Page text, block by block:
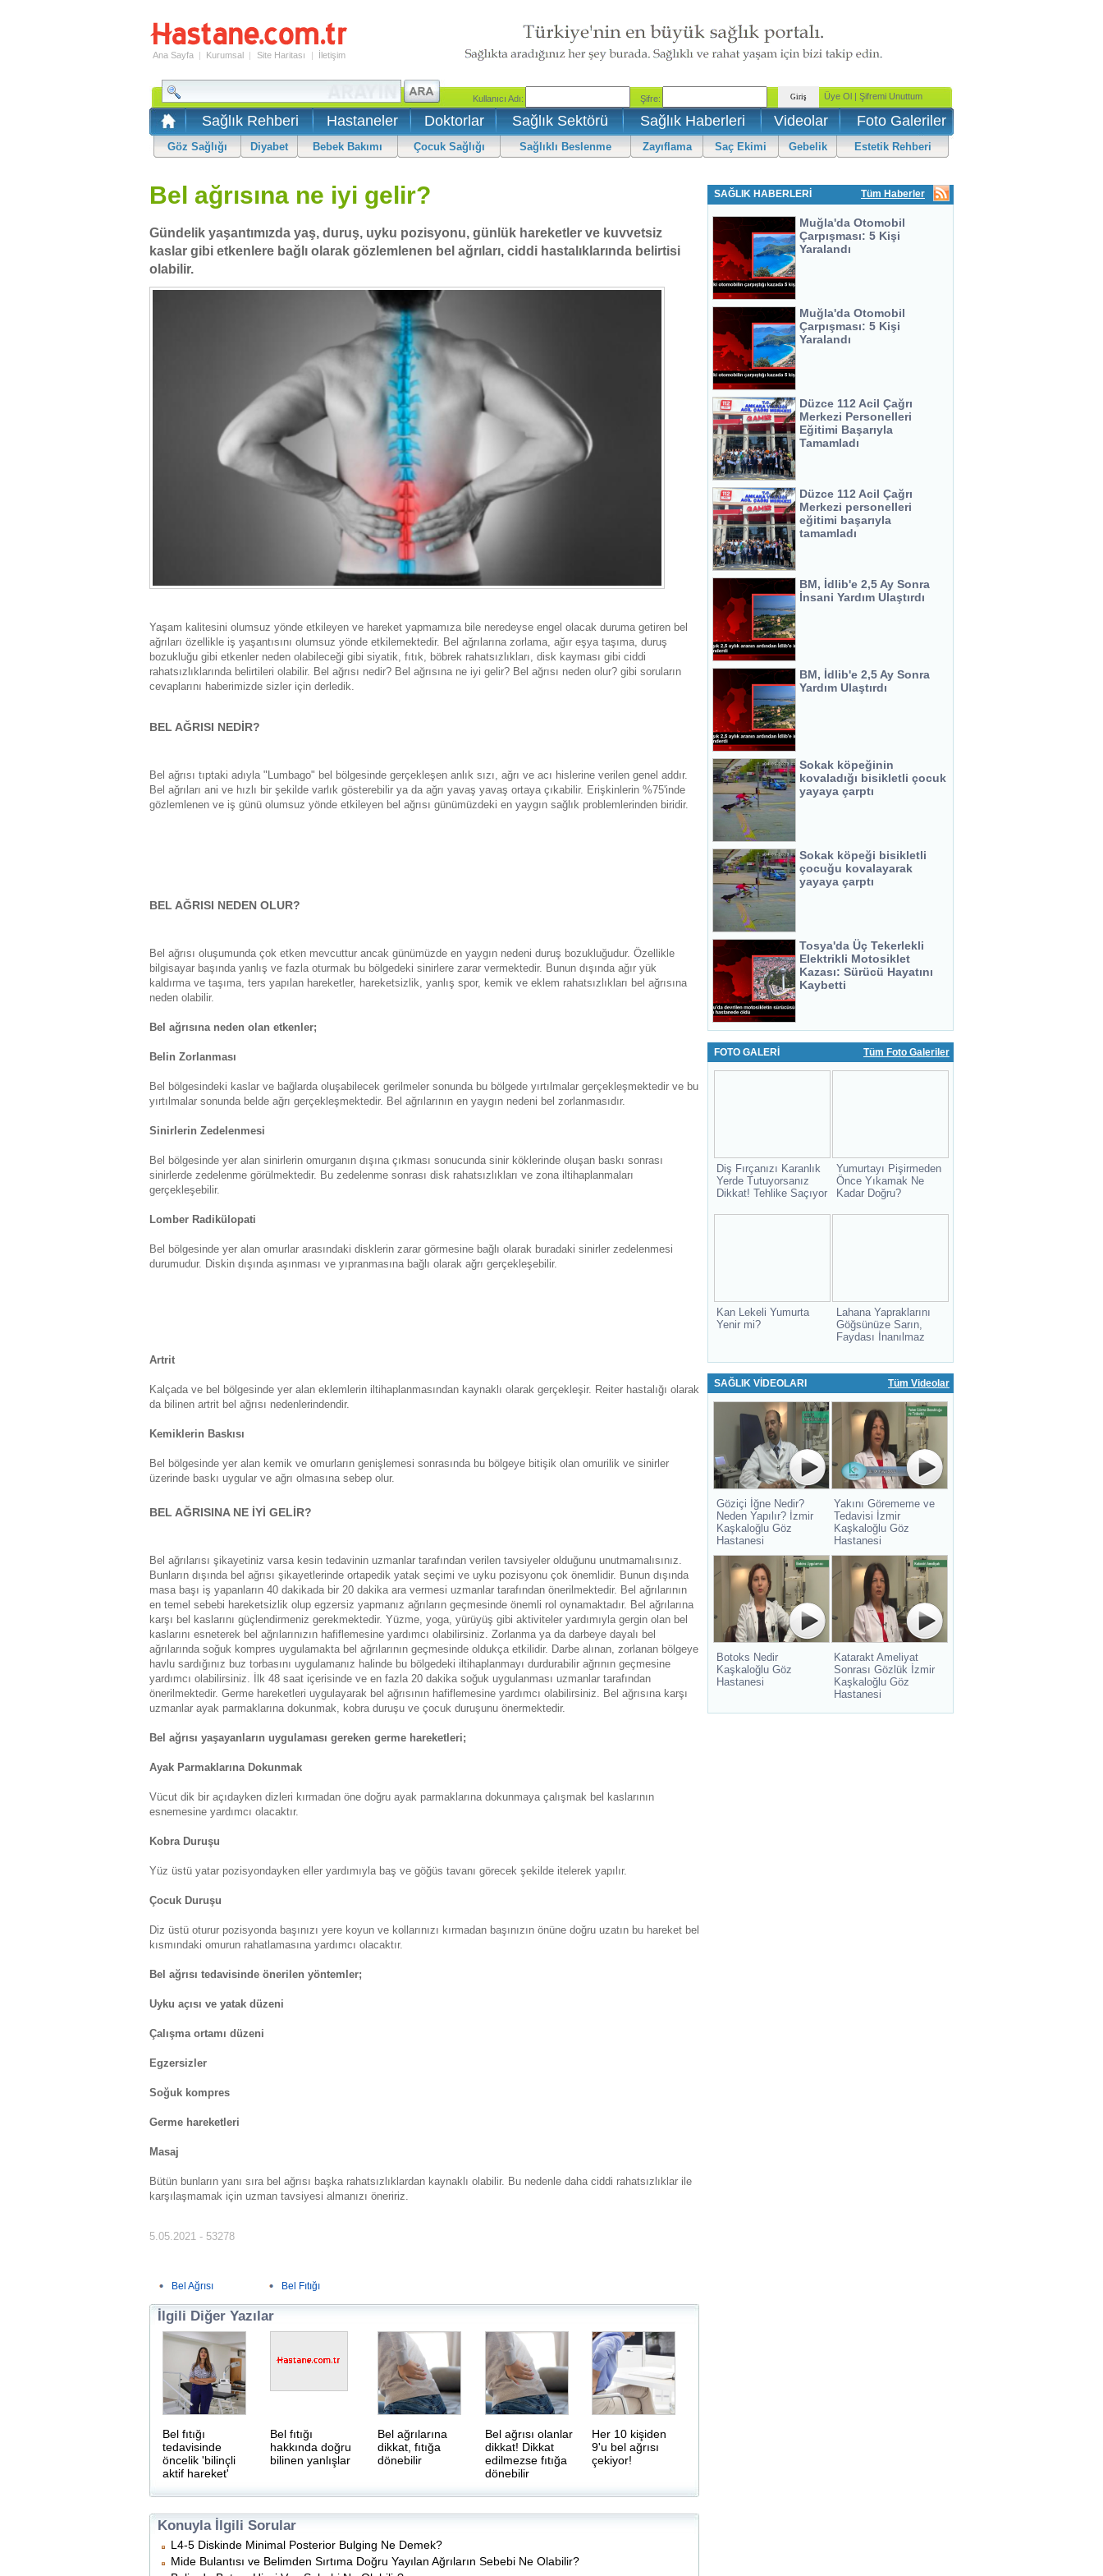
Ana Sayfa | Kurumsal | Site Haritası | İletişim
Sağlık Rehberi Hastaneler Doktorlar Sağlık Sektörü Sağlık Haberleri Videolar Foto Galeriler
Göz Sağlığı Diyabet Bebek Bakımı Çocuk Sağlığı Sağlıklı Beslenme Zayıflama Saç Ekimi Gebelik Estetik Rehberi
Bel ağrısına ne iyi gelir?
Gündelik yaşantımızda yaş, duruş, uyku pozisyonu, günlük hareketler ve kuvvetsiz
kaslar gibi etkenlere bağlı olarak gözlemlenen bel ağrıları, ciddi hastalıklarında belirtisi
olabilir.
Yaşam kalitesini olumsuz yönde etkileyen ve hareket yapmamıza bile neredeyse engel olacak duruma getiren bel
ağrıları özellikle iş yaşantısını olumsuz yönde etkilemektedir. Bel ağrılarına zorlama, ağır eşya taşıma, duruş
bozukluğu gibi etkenler neden olabileceği gibi siyatik, fıtık, böbrek rahatsızlıkları, disk kayması gibi ciddi
rahatsızlıklarında belirtileri olabilir. Bel ağrısı nedir? Bel ağrısına ne iyi gelir? Bel ağrısı neden olur? gibi soruların
cevaplarını haberimizde sizler için derledik.
BEL AĞRISI NEDİR?
Bel ağrısı tıptaki adıyla "Lumbago" bel bölgesinde gerçekleşen anlık sızı, ağrı ve acı hislerine verilen genel addır.
Bel ağrıları ani ve hızlı bir şekilde varlık gösterebilir ya da ağrı yavaş yavaş ortaya çıkabilir. Erişkinlerin %75'inde
gözlemlenen ve iş günü olumsuz yönde etkileyen bel ağrısı günümüzdeki en yaygın sağlık problemlerinden biridir.
BEL AĞRISI NEDEN OLUR?
Bel ağrısı oluşumunda çok etken mevcuttur ancak günümüzde en yaygın nedeni duruş bozukluğudur. Özellikle
bilgisayar başında yanlış ve fazla oturmak bu bölgedeki sinirlere zarar vermektedir. Bunun dışında ağır yük
kaldırma ve taşıma, ters yapılan hareketler, hareketsizlik, yanlış spor, kemik ve eklem rahatsızlıkları bel ağrısına
neden olabilir.
Bel ağrısına neden olan etkenler;
Belin Zorlanması
Bel bölgesindeki kaslar ve bağlarda oluşabilecek gerilmeler sonunda bu bölgede yırtılmalar gerçekleşmektedir ve bu
yırtılmalar sonunda belde ağrı gerçekleşmektedir. Bel ağrılarının en yaygın nedeni bel zorlanmasıdır.
Sinirlerin Zedelenmesi
Bel bölgesinde yer alan sinirlerin omurganın dışına çıkması sonucunda sinir köklerinde oluşan baskı sonrası
sinirlerde zedelenme görülmektedir. Bu zedelenme sonrası disk rahatsızlıkları ve zona iltihaplanmaları
gerçekleşebilir.
Lomber Radikülopati
Bel bölgesinde yer alan omurlar arasındaki disklerin zarar görmesine bağlı olarak buradaki sinirler zedelenmesi
durumudur. Diskin dışında aşınması ve yıpranmasına bağlı olarak ağrı gerçekleşebilir.
Artrit
Kalçada ve bel bölgesinde yer alan eklemlerin iltihaplanmasından kaynaklı olarak gerçekleşir. Reiter hastalığı olarak
da bilinen artrit bel ağrısı nedenlerindendir.
Kemiklerin Baskısı
Bel bölgesinde yer alan kemik ve omurların genişlemesi sonrasında bu bölgeye bitişik olan omurilik ve sinirler
üzerinde baskı uygular ve ağrı olmasına sebep olur.
BEL AĞRISINA NE İYİ GELİR?
Bel ağrılarısı şikayetiniz varsa kesin tedavinin uzmanlar tarafından verilen tavsiyeler olduğunu unutmamalısınız.
Bunların dışında bel ağrısı şikayetlerinde ortapedik yatak seçimi ve uyku pozisyonu çok önemlidir. Bunun dışında
masa başı iş yapanların 40 dakikada bir 20 dakika ara vermesi uzmanlar tarafından önerilmektedir. Bel ağrılarının
en temel sebebi hareketsizlik olup egzersiz yapmanız ağrıların geçmesinde önemli rol oynamaktadır. Bel ağrılarına
karşı bel kaslarını güçlendirmeniz gerekmektedir. Yüzme, yoga, yürüyüş gibi aktiviteler yardımıyla gergin olan bel
kaslarını esneterek bel ağrılarınızın hafiflemesine yardımcı olabilirsiniz. Zorlanma ya da darbeye dayalı bel
ağrılarında soğuk kompres uygulamakta bel ağrılarının geçmesinde oldukça etkilidir. Darbe alınan, zorlanan bölgeye
havlu sardığınız buz torbasını uygulamanız halinde bu bölgedeki iltihaplanmayı durdurabilir ağrının geçmesine
yardımcı olabilirsiniz. İlk 48 saat içerisinde ve en fazla 20 dakika soğuk uygulanması uzmanlar tarafından
önerilmektedir. Germe hareketleri uygulayarak bel ağrısının hafiflemesine yardımcı olabilirsiniz. Bel ağrısına karşı
uzmanlar ayak parmaklarına dokunmak, kobra duruşu ve çocuk duruşunu önermektedir.
Bel ağrısı yaşayanların uygulaması gereken germe hareketleri;
Ayak Parmaklarına Dokunmak
Vücut dik bir açıdayken dizleri kırmadan öne doğru ayak parmaklarına dokunmaya çalışmak bel kaslarının
esnemesine yardımcı olacaktır.
Kobra Duruşu
Yüz üstü yatar pozisyondayken eller yardımıyla baş ve göğüs tavanı görecek şekilde itelerek yapılır.
Çocuk Duruşu
Diz üstü oturur pozisyonda başınızı yere koyun ve kollarınızı kırmadan başınızın önüne doğru uzatın bu hareket bel
kısmındaki omurun rahatlamasına yardımcı olacaktır.
Bel ağrısı tedavisinde önerilen yöntemler;
Uyku açısı ve yatak düzeni
Çalışma ortamı düzeni
Egzersizler
Soğuk kompres
Germe hareketleri
Masaj
Bütün bunların yanı sıra bel ağrısı başka rahatsızlıklardan kaynaklı olabilir. Bu nedenle daha ciddi rahatsızlıklar ile
karşılaşmamak için uzman tavsiyesi almanızı öneririz.
5.05.2021 - 53278
Bel Ağrısı Bel Fıtığı
İlgili Diğer Yazılar
Bel fıtığı
tedavisinde
öncelik 'bilinçli
aktif hareket'
Bel fıtığı
hakkında doğru
bilinen yanlışlar
Bel ağrılarına
dikkat, fıtığa
dönebilir
Bel ağrısı olanlar
dikkat! Dikkat
edilmezse fıtığa
dönebilir
Her 10 kişiden
9'u bel ağrısı
çekiyor!
Konuyla İlgili Sorular
L4-5 Diskinde Minimal Posterior Bulging Ne Demek?
Mide Bulantısı ve Belimden Sırtıma Doğru Yayılan Ağrıların Sebebi Ne Olabilir?
SAĞLIK HABERLERİ Tüm Haberler
Muğla'da Otomobil
Çarpışması: 5 Kişi
Yaralandı
Muğla'da Otomobil
Çarpışması: 5 Kişi
Yaralandı
Düzce 112 Acil Çağrı
Merkezi Personelleri
Eğitimi Başarıyla
Tamamladı
Düzce 112 Acil Çağrı
Merkezi personelleri
eğitimi başarıyla
tamamladı
BM, İdlib'e 2,5 Ay Sonra
İnsani Yardım Ulaştırdı
BM, İdlib'e 2,5 Ay Sonra
Yardım Ulaştırdı
Sokak köpeğinin
kovaladığı bisikletli çocuk
yayaya çarptı
Sokak köpeği bisikletli
çocuğu kovalayarak
yayaya çarptı
Tosya'da Üç Tekerlekli
Elektrikli Motosiklet
Kazası: Sürücü Hayatını
Kaybetti
FOTO GALERİ Tüm Foto Galeriler
Diş Fırçanızı Karanlık
Yerde Tutuyorsanız
Dikkat! Tehlike Saçıyor
Yumurtayı Pişirmeden
Önce Yıkamak Ne
Kadar Doğru?
Kan Lekeli Yumurta
Yenir mi?
Lahana Yapraklarını
Göğsünüze Sarın,
Faydası İnanılmaz
SAĞLIK VİDEOLARI Tüm Videolar
Göziçi İğne Nedir?
Neden Yapılır? İzmir
Kaşkaloğlu Göz
Hastanesi
Yakını Görememe ve
Tedavisi İzmir
Kaşkaloğlu Göz
Hastanesi
Botoks Nedir
Kaşkaloğlu Göz
Hastanesi
Katarakt Ameliyat
Sonrası Gözlük İzmir
Kaşkaloğlu Göz
Hastanesi